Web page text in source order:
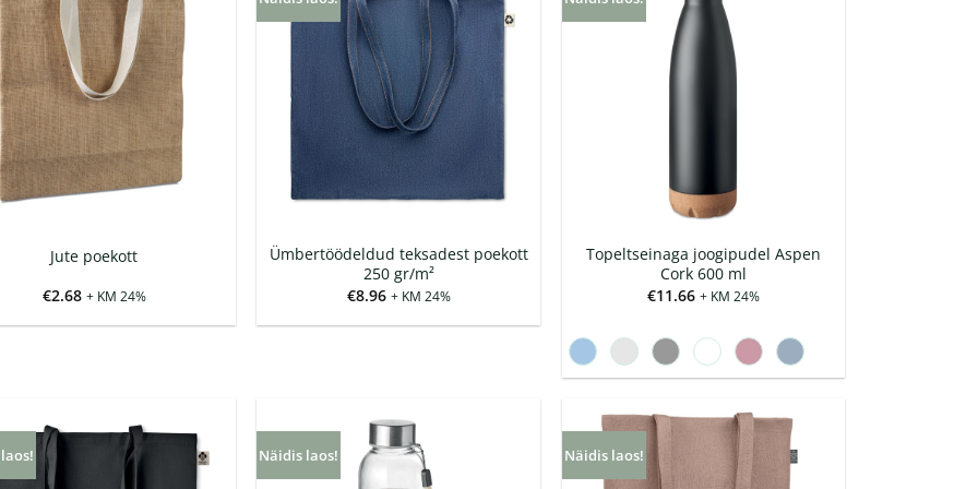
Jute poekott
€2.68 + KM 24%
Ümbertöödeldud teksadest poekott
250 gr/m²
€8.96 + KM 24%
Topeltseinaga joogipudel Aspen
Cork 600 ml
€11.66 + KM 24%
Näidis laos! Näidis laos!